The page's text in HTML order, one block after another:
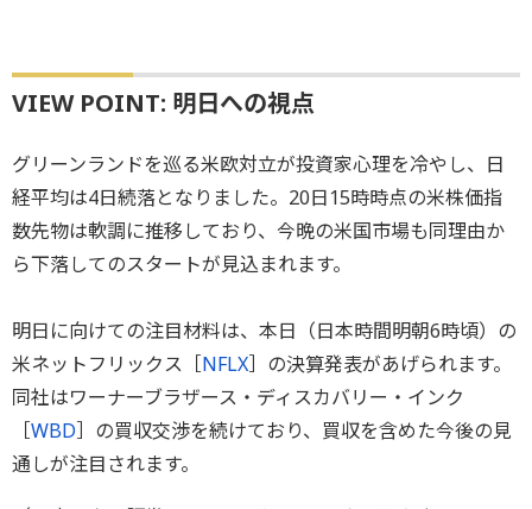
VIEW POINT: 明日への視点
グリーンランドを巡る米欧対立が投資家心理を冷やし、日
経平均は4日続落となりました。20日15時時点の米株価指
数先物は軟調に推移しており、今晩の米国市場も同理由か
ら下落してのスタートが見込まれます。
明日に向けての注目材料は、本日（日本時間明朝6時頃）の
米ネットフリックス［NFLX］の決算発表があげられます。
同社はワーナーブラザース・ディスカバリー・インク
［WBD］の買収交渉を続けており、買収を含めた今後の見
通しが注目されます。